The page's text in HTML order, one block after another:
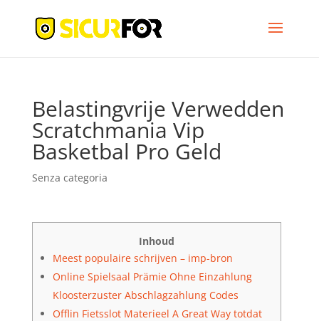
Belastingvrije Verwedden
Scratchmania Vip
Basketbal Pro Geld
Senza categoria
Inhoud
Meest populaire schrijven – imp-bron
Online Spielsaal Prämie Ohne Einzahlung
Kloosterzuster Abschlagzahlung Codes
Offlin Fietsslot Materieel A Great Way totdat